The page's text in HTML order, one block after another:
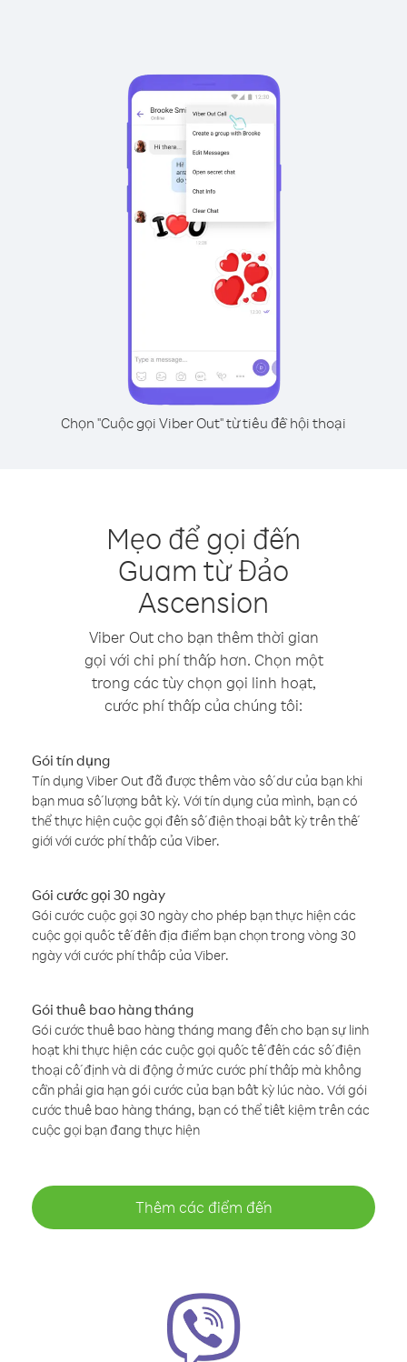
Chọn "Cuộc gọi Viber Out" từ tiêu đề hội thoại
Mẹo để gọi đến
Guam từ Đảo
Ascension
Viber Out cho bạn thêm thời gian
gọi với chi phí thấp hơn. Chọn một
trong các tùy chọn gọi linh hoạt,
cước phí thấp của chúng tôi:
Gói tín dụng
Tín dụng Viber Out đã được thêm vào số dư của bạn khi
bạn mua số lượng bất kỳ. Với tín dụng của mình, bạn có
thể thực hiện cuộc gọi đến số điện thoại bất kỳ trên thế
giới với cước phí thấp của Viber.
Gói cước gọi 30 ngày
Gói cước cuộc gọi 30 ngày cho phép bạn thực hiện các
cuộc gọi quốc tế đến địa điểm bạn chọn trong vòng 30
ngày với cước phí thấp của Viber.
Gói thuê bao hàng tháng
Gói cước thuê bao hàng tháng mang đến cho bạn sự linh
hoạt khi thực hiện các cuộc gọi quốc tế đến các số điện
thoại cố định và di động ở mức cước phí thấp mà không
cần phải gia hạn gói cước của bạn bất kỳ lúc nào. Với gói
cước thuê bao hàng tháng, bạn có thể tiết kiệm trên các
cuộc gọi bạn đang thực hiện
Thêm các điểm đến